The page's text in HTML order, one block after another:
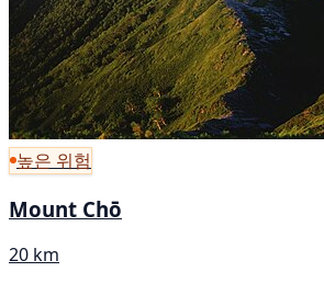
높은 위험
Mount Chō
20 km